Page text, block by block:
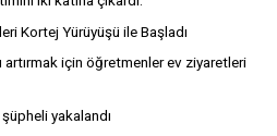
Kortej Yürüyüşü ile Başladı
artırmak için öğretmenler ev ziyaretleri
yakalandı